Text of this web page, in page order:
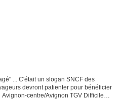
... C'était un slogan SNCF des
devront patienter pour bénéficier
centre/Avignon TGV Difficile